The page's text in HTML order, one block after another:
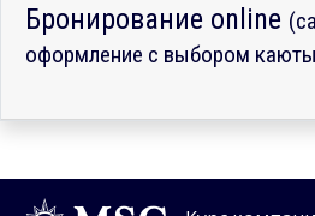
Бронирование online
оформление с выбором